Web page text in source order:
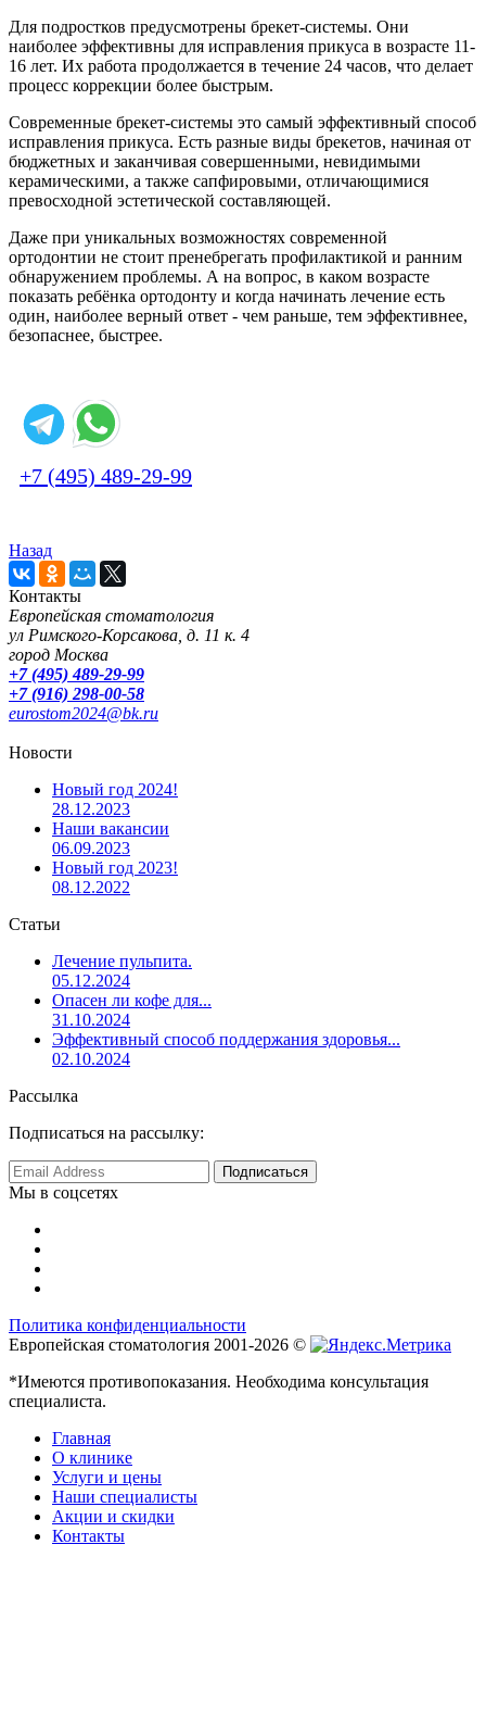
Для подростков предусмотрены брекет-системы. Они
наиболее эффективны для исправления прикуса в возрасте 11-
16 лет. Их работа продолжается в течение 24 часов, что делает
процесс коррекции более быстрым.
Современные брекет-системы это самый эффективный способ
исправления прикуса. Есть разные виды брекетов, начиная от
бюджетных и заканчивая совершенными, невидимыми
керамическими, а также сапфировыми, отличающимися
превосходной эстетической составляющей.
Даже при уникальных возможностях современной
ортодонтии не стоит пренебрегать профилактикой и ранним
обнаружением проблемы. А на вопрос, в каком возрасте
показать ребёнка ортодонту и когда начинать лечение есть
один, наиболее верный ответ - чем раньше, тем эффективнее,
безопаснее, быстрее.
+7 (495) 489-29-99
Назад
Контакты
Европейская стоматология
ул Римского-Корсакова, д. 11 к. 4
город Москва
+7 (495) 489-29-99
+7 (916) 298-00-58
eurostom2024@bk.ru
Новости
Новый год 2024!
28.12.2023
Наши вакансии
06.09.2023
Новый год 2023!
08.12.2022
Статьи
Лечение пульпита.
05.12.2024
Опасен ли кофе для...
31.10.2024
Эффективный способ поддержания здоровья...
02.10.2024
Рассылка
Подписаться на рассылку:
Мы в соцсетях
Политика конфиденциальности
Европейская стоматология 2001-2026 ©
*Имеются противопоказания. Необходима консультация
специалиста.
Главная
О клинике
Услуги и цены
Наши специалисты
Акции и скидки
Контакты